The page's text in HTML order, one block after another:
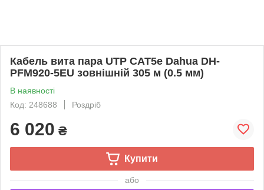
Кабель вита пара UTP CAT5e Dahua DH-
PFM920-5EU зовнішній 305 м (0.5 мм)
В наявності
Код: 248688
Роздріб
6 020 ₴
Купити
або